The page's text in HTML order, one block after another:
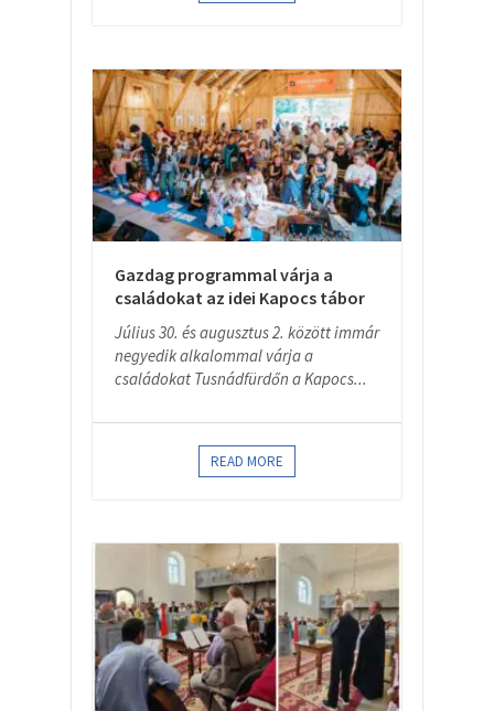
Gazdag programmal várja a
családokat az idei Kapocs tábor
Július 30. és augusztus 2. között immár
negyedik alkalommal várja a
családokat Tusnádfürdőn a Kapocs...
READ MORE